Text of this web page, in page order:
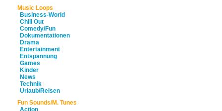
Music Loops
Business-World
Chill Out
Comedy/Fun
Dokumentationen
Drama
Entertainment
Entspannung
Games
Kinder
News
Technik
Urlaub/Reisen
Fun Sounds/M. Tunes
Action